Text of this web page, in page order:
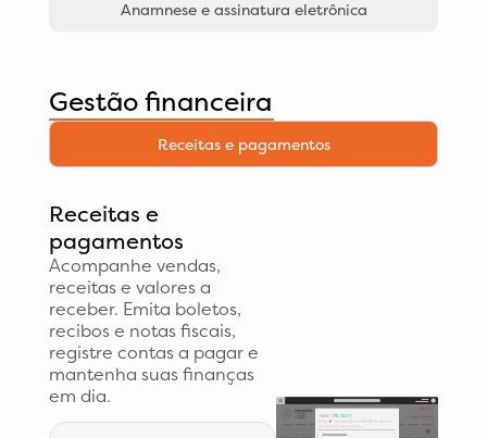
Anamnese e assinatura eletrônica
Gestão financeira
Receitas e pagamentos
Receitas e
pagamentos
Acompanhe vendas,
receitas e valores a
receber. Emita boletos,
recibos e notas fiscais,
registre contas a pagar e
mantenha suas finanças
em dia.